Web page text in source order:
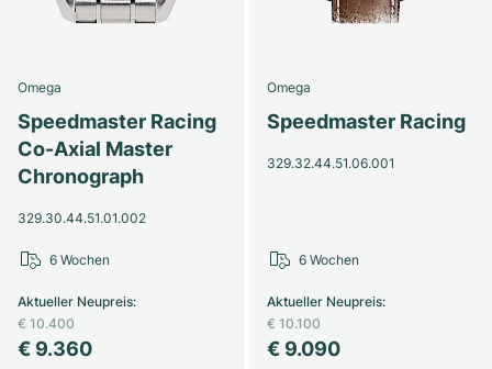
Omega
Speedmaster Racing
Co-Axial Master
Chronograph
329.30.44.51.01.002
€ 9.360
Aktueller Neupreis:
€ 10.400
6 Wochen
Omega
Speedmaster Racing
329.32.44.51.06.001
€ 9.090
Aktueller Neupreis:
€ 10.100
6 Wochen